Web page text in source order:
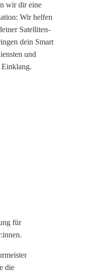
wir dir eine
Wir helfen
Satelliten-
dein Smart
und
Einklang.
für
die